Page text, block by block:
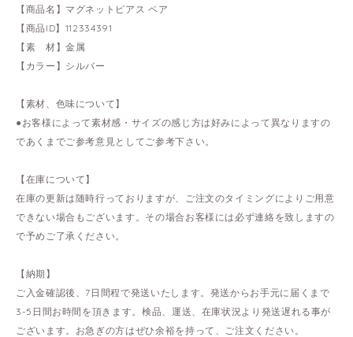
【商品名】マグネットピアス ペア
【商品ID】112334391
【素 材】金属
【カラー】シルバー
【素材、色味について】
●お客様によって素材感・サイズの感じ方は好みによって異なりますの
であくまでご参考意見としてご参考下さい。
【在庫について】
在庫の更新は随時行っておりますが、ご注文のタイミングによりご用意
できない場合もございます。その場合お客様には必ず連絡を致しますの
で予めご了承ください。
【納期】
ご入金確認後、7日間程で発送いたします。発送からお手元に届くまで
3-5日間お時間を頂きます。検品、運送、在庫状況より発送遅れる事が
ございます。お急ぎの方はぜひ余裕を持って、ご注文ください。